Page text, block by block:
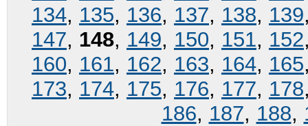
134, 135, 136, 137, 138, 139
147, 148, 149, 150, 151, 152
160, 161, 162, 163, 164, 165
173, 174, 175, 176, 177, 178
186, 187, 188,